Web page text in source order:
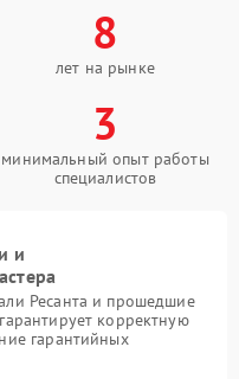
8
лет на рынке
3
минимальный опыт работы
специалистов
и
Ресанта и прошедшие
корректную
гарантийных